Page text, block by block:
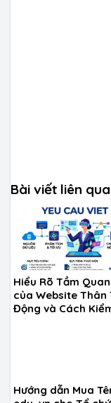
Bài viết liên
Hiểu Rõ Tầm
của Website Thân
Động và Cách
Hướng dẫn Mua